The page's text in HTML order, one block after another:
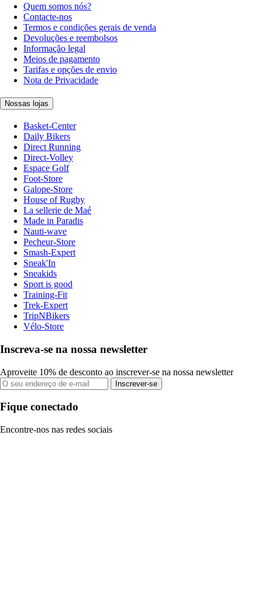
Quem somos nós?
Contacte-nos
Termos e condições gerais de venda
Devoluções e reembolsos
Informação legal
Meios de pagamento
Tarifas e opções de envio
Nota de Privacidade
Nossas lojas
Basket-Center
Daily Bikers
Direct Running
Direct-Volley
Espace Golf
Foot-Store
Galope-Store
House of Rugby
La sellerie de Maé
Made in Paradis
Nauti-wave
Pecheur-Store
Smash-Expert
Sneak'In
Sneakids
Sport is good
Training-Fit
Trek-Expert
TripNBikers
Vélo-Store
Inscreva-se na nossa newsletter
Aproveite 10% de desconto ao inscrever-se na nossa newsletter
Inscrever-se
Fique conectado
Encontre-nos nas redes sociais